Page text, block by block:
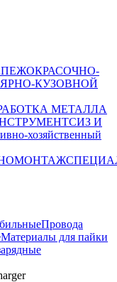
ОКРАСОЧНО-
КУЗОВНОЙ
МЕТАЛЛА
СИЗ И
хозяйственный
Провода
Материалы для пайки